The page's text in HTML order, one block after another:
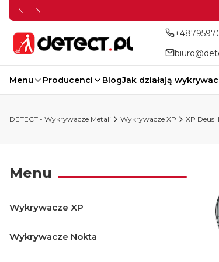
Menu Producenci BlogJak działają
DETECT - Wykrywacze Metali Wykrywacze XP XP Deus
Menu
Wykrywacze XP
Wykrywacze Nokta